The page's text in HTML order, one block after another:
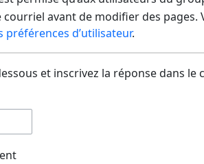
avant de modifier des pages.
préférences d’utilisateur.
et inscrivez la réponse dans le